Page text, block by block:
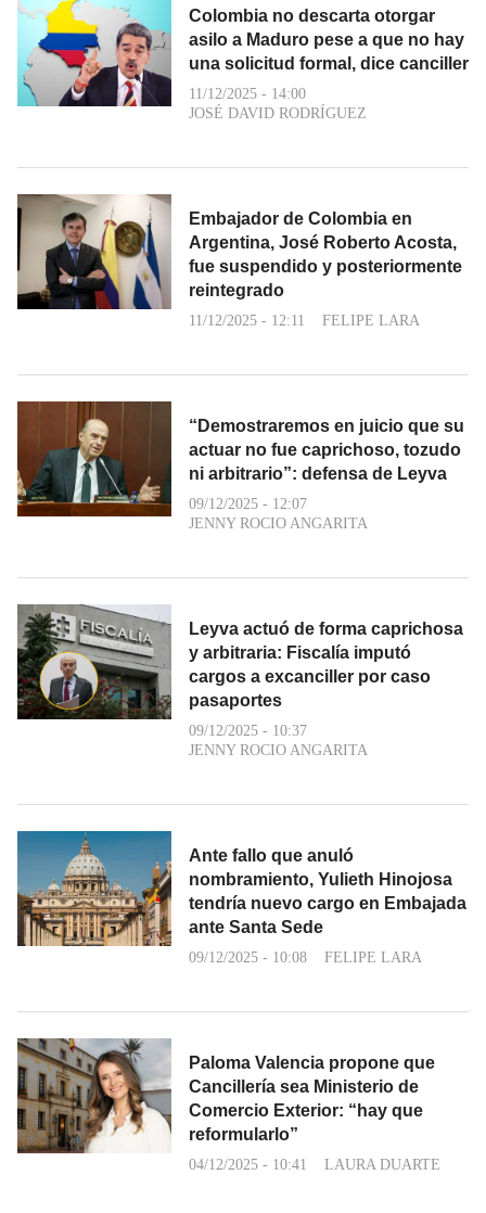
Colombia no descarta otorgar
asilo a Maduro pese a que no hay
una solicitud formal, dice canciller
11/12/2025 - 14:00
JOSÉ DAVID RODRÍGUEZ
Embajador de Colombia en
Argentina, José Roberto Acosta,
fue suspendido y posteriormente
reintegrado
11/12/2025 - 12:11 FELIPE LARA
“Demostraremos en juicio que su
actuar no fue caprichoso, tozudo
ni arbitrario”: defensa de Leyva
09/12/2025 - 12:07
JENNY ROCIO ANGARITA
Leyva actuó de forma caprichosa
y arbitraria: Fiscalía imputó
cargos a excanciller por caso
pasaportes
09/12/2025 - 10:37
JENNY ROCIO ANGARITA
Ante fallo que anuló
nombramiento, Yulieth Hinojosa
tendría nuevo cargo en Embajada
ante Santa Sede
09/12/2025 - 10:08 FELIPE LARA
Paloma Valencia propone que
Cancillería sea Ministerio de
Comercio Exterior: “hay que
reformularlo”
04/12/2025 - 10:41 LAURA DUARTE